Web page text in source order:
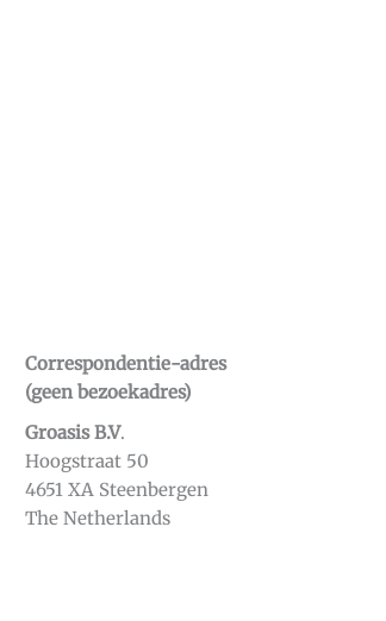
Correspondentie-adres
(geen bezoekadres)
Groasis B.V.
Hoogstraat 50
4651 XA Steenbergen
The Netherlands